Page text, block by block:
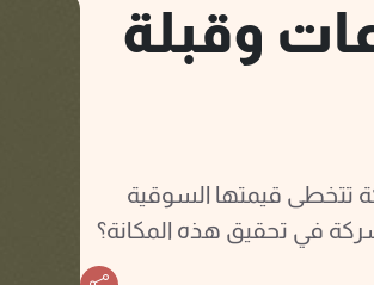
وقبلة
تتخطى قيمتها السوقية
في تحقيق هذه المكانة؟